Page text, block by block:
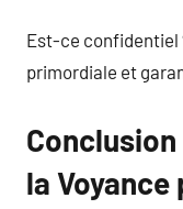
Est-ce confidentiel
primordiale et
la Voyance